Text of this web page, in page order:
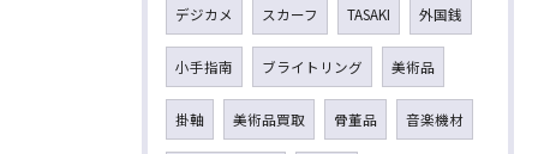
デジカメ スカーフ TASAKI 外国銭
小手指南 ブライトリング 美術品
掛軸 美術品買取 骨董品 音楽機材